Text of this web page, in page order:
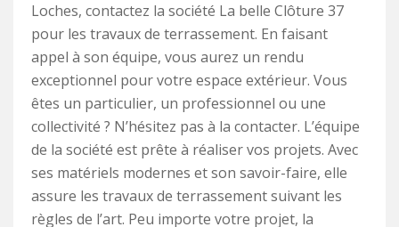
Loches, contactez la société La belle Clôture 37
pour les travaux de terrassement. En faisant
appel à son équipe, vous aurez un rendu
exceptionnel pour votre espace extérieur. Vous
êtes un particulier, un professionnel ou une
collectivité ? N’hésitez pas à la contacter. L’équipe
de la société est prête à réaliser vos projets. Avec
ses matériels modernes et son savoir-faire, elle
assure les travaux de terrassement suivant les
règles de l’art. Peu importe votre projet, la